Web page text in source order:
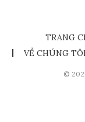
TRANG
VỀ CHÚNG TÔI
©